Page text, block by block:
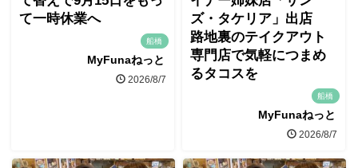
て一時休業へ
船橋
MyFunaねっと
2026/8/7
ズ・タケリア」出店
路地裏のテイクアウト
専門店で気軽につまめ
るタコスを
船橋
MyFunaねっと
2026/8/7